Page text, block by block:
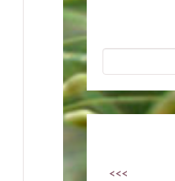
<<<